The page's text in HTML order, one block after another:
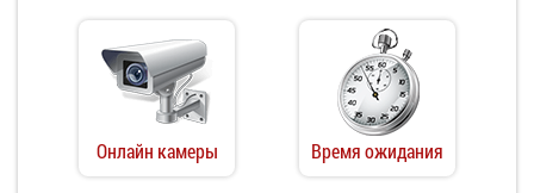
Онлайн камеры Время ожидания